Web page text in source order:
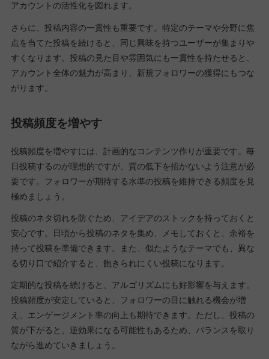
アカウントの活性化を図れます。
さらに、投稿内容の一貫性も重要です。特定のテーマや分野に焦
点を当てた投稿を続けると、同じ興味を持つユーザーが集まりや
すくなります。投稿の見た目や雰囲気にも一貫性を持たせると、
アカウント全体の魅力が高まり、新規フォロワーの獲得にもつな
がります。
投稿頻度を増やす
投稿頻度を増やすには、計画的なコンテンツ作りが重要です。毎
日投稿するのが理想的ですが、質の低下を招かないよう注意が必
要です。フォロワーが期待する水準の投稿を維持できる頻度を見
極めましょう。
投稿のネタ切れを防ぐため、アイデアのストックを持っておくと
安心です。日頃から投稿のネタを集め、メモしておくと、余裕を
持って投稿を準備できます。また、似たようなテーマでも、異な
る切り口で紹介すると、飽きられにくい投稿になります。
定期的な投稿を続けると、アルゴリズムにも好影響を与えます。
投稿頻度が安定していると、フォロワーの目に触れる機会が増
え、エンゲージメント率の向上も期待できます。ただし、投稿の
質が下がると、逆効果になる可能性もあるため、バランスを取り
ながら進めていきましょう。